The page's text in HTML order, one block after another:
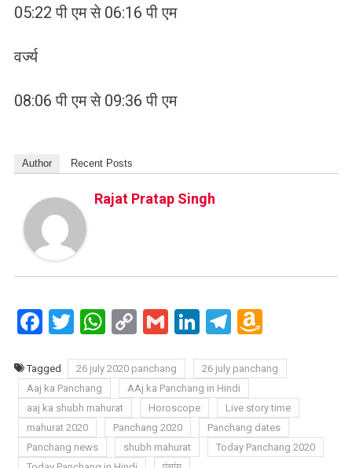
05:22 पी एम से 06:16 पी एम
वर्ज्य
08:06 पी एम से 09:36 पी एम
Author Recent Posts
Rajat Pratap Singh
Facebook
TwitterWhatsApp
CopyGmailLinkedIn
Telegram
List
Tagged 26 july 2020 panchang
26 july panchang
Aaj ka Panchang
AAj ka Panchang in Hindi
aaj ka shubh mahurat
Horoscope
Live story time
mahurat 2020
Panchang 2020
Panchang dates
Panchang news
shubh mahurat
Today Panchang 2020